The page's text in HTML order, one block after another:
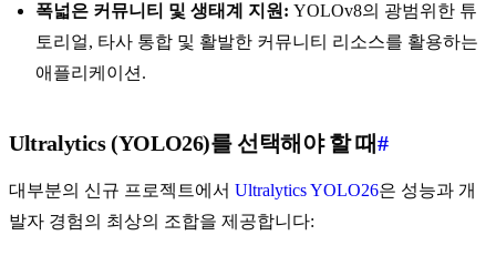
폭넓은 커뮤니티 및 생태계 지원: YOLOv8의 광범위한 튜
토리얼, 타사 통합 및 활발한 커뮤니티 리소스를 활용하는
애플리케이션.
Ultralytics (YOLO26)를 선택해야 할 때#
대부분의 신규 프로젝트에서 Ultralytics YOLO26은 성능과 개
발자 경험의 최상의 조합을 제공합니다: